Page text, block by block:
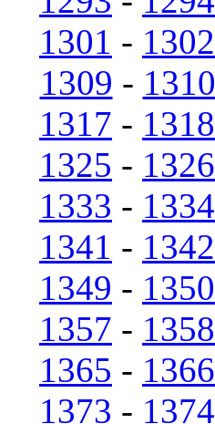
1301 - 1302
1309 - 1310
1317 - 1318
1325 - 1326
1333 - 1334
1341 - 1342
1349 - 1350
1357 - 1358
1365 - 1366
1373 - 1374